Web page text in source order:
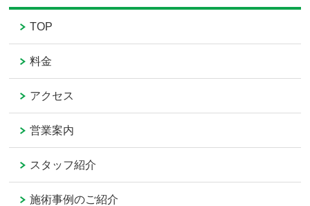
TOP
料金
アクセス
営業案内
スタッフ紹介
施術事例のご紹介